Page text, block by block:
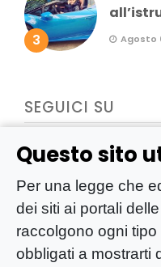
Questo sito
Per una legge che
dei siti ai portali
raccolgono ogni
obbligati a mostrarti
3 Agosto
SEGUICI SU